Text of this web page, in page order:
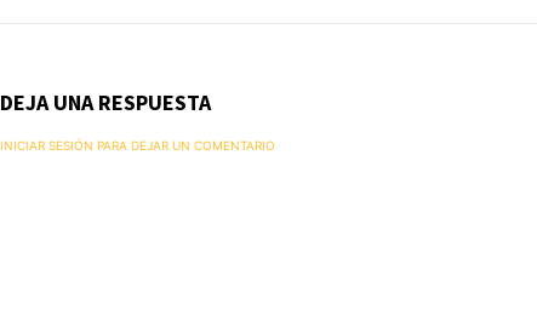
DEJA UNA RESPUESTA
INICIAR SESIÓN PARA DEJAR UN COMENTARIO